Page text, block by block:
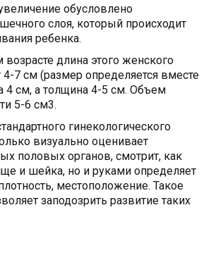
обусловлено
слоя, который происходит
ребенка.
длина этого женского
4-7 см (размер определяется вместе
4 см, а толщина 4-5 см. Объем
5-6 см3.
гинекологического
визуально оценивает
половых органов, смотрит, как
и шейка, но и руками определяет
местоположение. Такое
заподозрить развитие таких